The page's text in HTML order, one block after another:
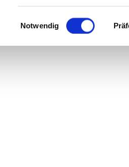
Ihr Gerät durch
Erfahren Sie mehr darüber,
Präferenzen imAbschnitt
Einwilligungsauswahl
Notwendig